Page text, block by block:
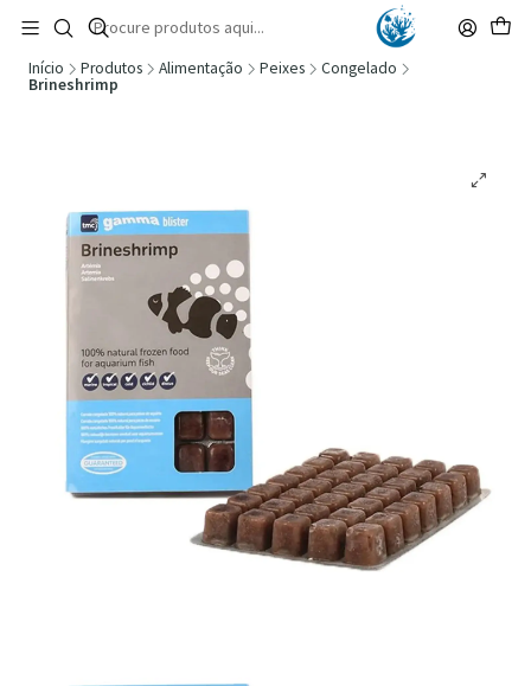
🚚 Portugal Continental: Portes Grátis desde 149,90€ (Envio extresso: 14,90€)
Ler mais
Início Produtos Alimentação Peixes
Congelado
Brineshrimp